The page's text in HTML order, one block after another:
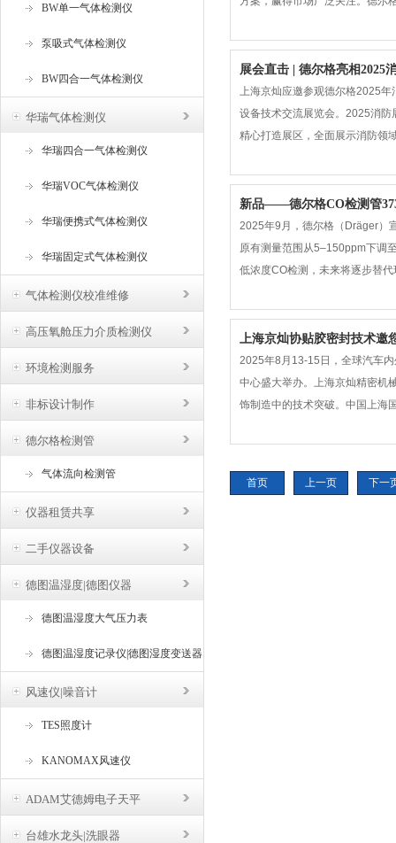
BW单一气体检测仪
泵吸式气体检测仪
BW四合一气体检测仪
华瑞气体检测仪
华瑞四合一气体检测仪
华瑞VOC气体检测仪
华瑞便携式气体检测仪
华瑞固定式气体检测仪
气体检测仪校准维修
高压氧舱压力介质检测仪
环境检测服务
非标设计制作
德尔格检测管
气体流向检测管
仪器租赁共享
二手仪器设备
德图温湿度|德图仪器
德图温湿度大气压力表
德图温湿度记录仪|德图湿度变送器
风速仪|噪音计
TES照度计
KANOMAX风速仪
ADAM艾德姆电子天平
台雄水龙头|洗眼器
展会直击 | 德尔格亮相2025
上海京灿应邀参观德尔格2025
设备技术交流展览会。2025消防
精心打造展区，全面展示消防领
新品——德尔格CO检测管
2025年9月，德尔格（Dräger）
原有测量范围从5–150ppm下调
低浓度CO检测，未来将逐步替
上海京灿协贴胶密封技术邀
2025年8月13-15日，全球汽车
中心盛大举办。上海京灿精密机
饰制造中的技术突破。中国上海
首页 上一页 下一